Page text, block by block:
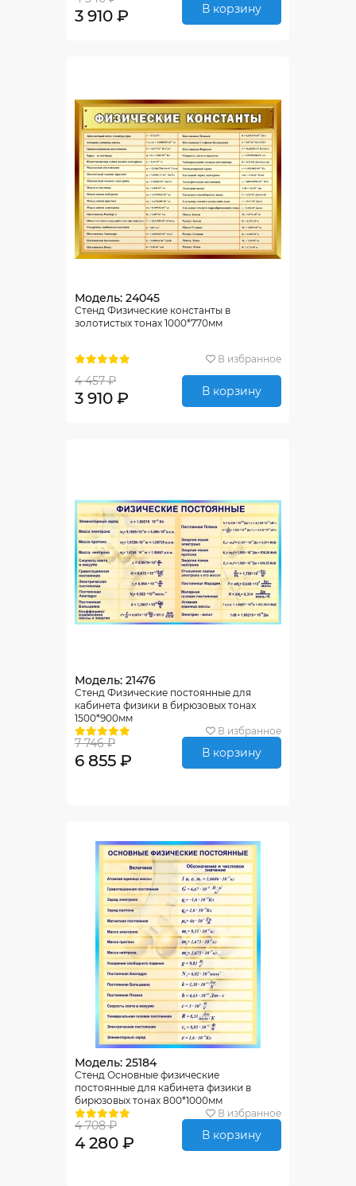
3 910 ₽ В корзину
Модель: 24045
Стенд Физические константы в
золотистых тонах 1000*770мм
В избранное
4 457 ₽
3 910 ₽ В корзину
Модель: 21476
Стенд Физические постоянные для
кабинета физики в бирюзовых тонах
1500*900мм
В избранное
7 746 ₽
6 855 ₽ В корзину
Модель: 25184
Стенд Основные физические
постоянные для кабинета физики в
бирюзовых тонах 800*1000мм
В избранное
4 708 ₽
4 280 ₽ В корзину